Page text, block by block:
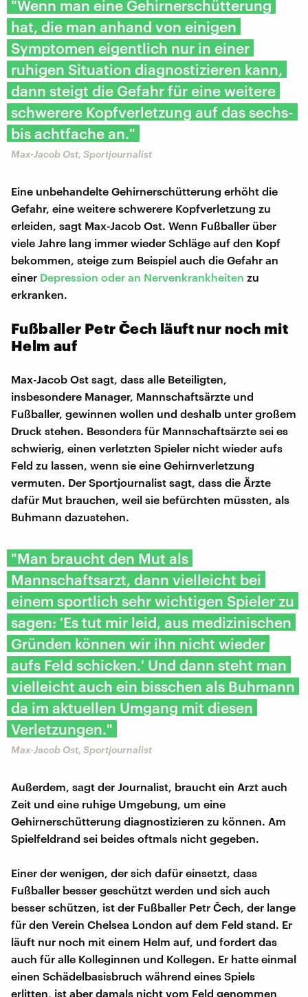
"Wenn man eine Gehirnerschütterung
hat, die man anhand von einigen
Symptomen eigentlich nur in einer
ruhigen Situation diagnostizieren kann,
dann steigt die Gefahr für eine weitere
schwerere Kopfverletzung auf das sechs-
bis achtfache an."
Max-Jacob Ost, Sportjournalist
Eine unbehandelte Gehirnerschütterung erhöht die
Gefahr, eine weitere schwerere Kopfverletzung zu
erleiden, sagt Max-Jacob Ost. Wenn Fußballer über
viele Jahre lang immer wieder Schläge auf den Kopf
bekommen, steige zum Beispiel auch die Gefahr an
einer Depression oder an Nervenkrankheiten zu
erkranken.
Fußballer Petr Čech läuft nur noch mit
Helm auf
Max-Jacob Ost sagt, dass alle Beteiligten,
insbesondere Manager, Mannschaftsärzte und
Fußballer, gewinnen wollen und deshalb unter großem
Druck stehen. Besonders für Mannschaftsärzte sei es
schwierig, einen verletzten Spieler nicht wieder aufs
Feld zu lassen, wenn sie eine Gehirnverletzung
vermuten. Der Sportjournalist sagt, dass die Ärzte
dafür Mut brauchen, weil sie befürchten müssten, als
Buhmann dazustehen.
"Man braucht den Mut als
Mannschaftsarzt, dann vielleicht bei
einem sportlich sehr wichtigen Spieler zu
sagen: 'Es tut mir leid, aus medizinischen
Gründen können wir ihn nicht wieder
aufs Feld schicken.' Und dann steht man
vielleicht auch ein bisschen als Buhmann
da im aktuellen Umgang mit diesen
Verletzungen."
Max-Jacob Ost, Sportjournalist
Außerdem, sagt der Journalist, braucht ein Arzt auch
Zeit und eine ruhige Umgebung, um eine
Gehirnerschütterung diagnostizieren zu können. Am
Spielfeldrand sei beides oftmals nicht gegeben.
Einer der wenigen, der sich dafür einsetzt, dass
Fußballer besser geschützt werden und sich auch
besser schützen, ist der Fußballer Petr Čech, der lange
für den Verein Chelsea London auf dem Feld stand. Er
läuft nur noch mit einem Helm auf, und fordert das
auch für alle Kolleginnen und Kollegen. Er hatte einmal
einen Schädelbasisbruch während eines Spiels
erlitten, ist aber damals nicht vom Feld genommen